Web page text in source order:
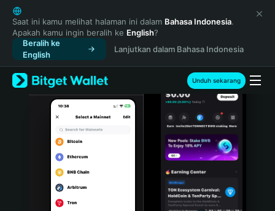
English
日本語
Tiếng Việt
Русский
Español (Latinoamérica)
Türkçe
Italiano
Português (Portugal)
Bahasa Indonesia
Saat ini kamu melihat halaman ini dalam Bahasa Indonesia.
Apakah kamu ingin beralih ke English?
Beralih ke
English
Lanjutkan dalam Bahasa Indonesia
Unduh sekarang